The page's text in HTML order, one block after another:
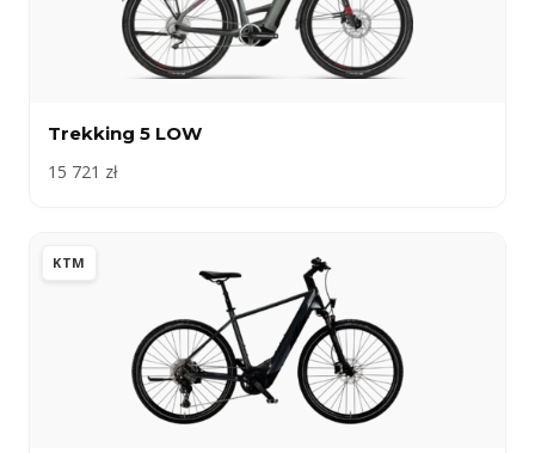
Trekking 5 LOW
15 721 zł
KTM